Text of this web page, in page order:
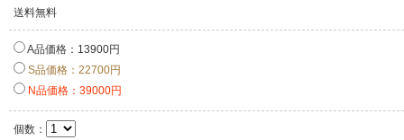
送料無料
A品価格：13900円
S品価格：22700円
N品価格：39000円
個数：